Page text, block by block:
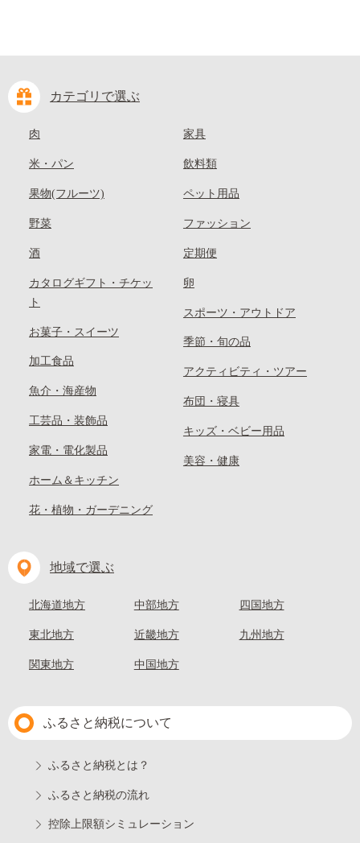
カテゴリで選ぶ
肉
米・パン
果物(フルーツ)
野菜
酒
カタログギフト・チケッ
ト
お菓子・スイーツ
加工食品
魚介・海産物
工芸品・装飾品
家電・電化製品
ホーム＆キッチン
花・植物・ガーデニング
家具
飲料類
ペット用品
ファッション
定期便
卵
スポーツ・アウトドア
季節・旬の品
アクティビティ・ツアー
布団・寝具
キッズ・ベビー用品
美容・健康
地域で選ぶ
北海道地方
東北地方
関東地方
中部地方
近畿地方
中国地方
四国地方
九州地方
ふるさと納税について
ふるさと納税とは？
ふるさと納税の流れ
控除上限額シミュレーション